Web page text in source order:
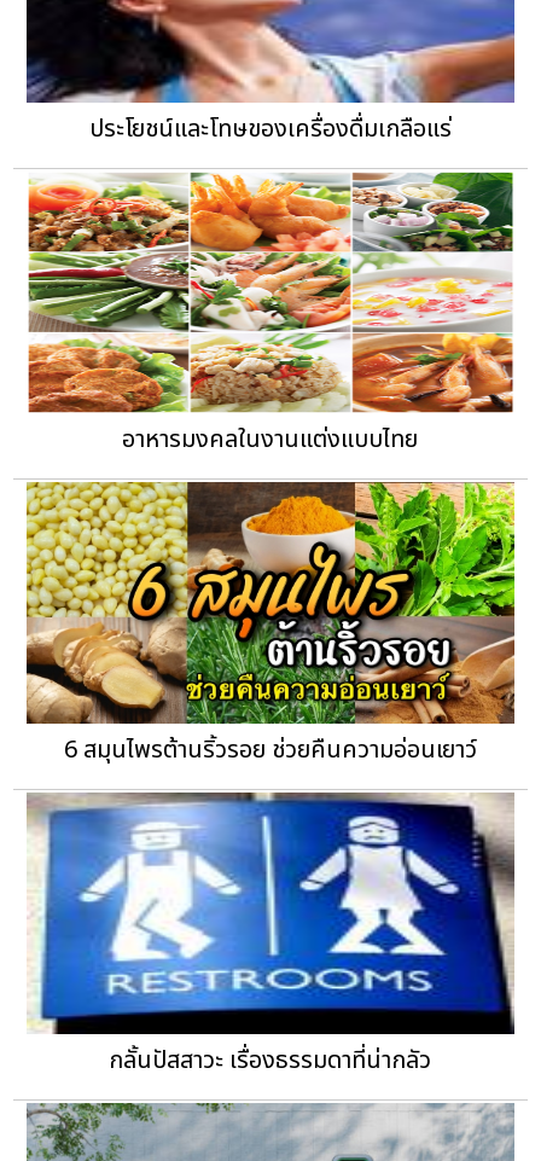
ประโยชน์และโทษของเครื่องดื่มเกลือแร่
อาหารมงคลในงานแต่งแบบไทย
6 สมุนไพรต้านริ้วรอย ช่วยคืนความอ่อนเยาว์
กลั้นปัสสาวะ เรื่องธรรมดาที่น่ากลัว